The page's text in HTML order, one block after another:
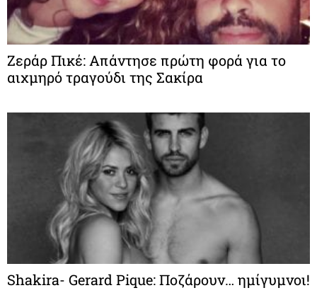
Ζεράρ Πικέ: Απάντησε πρώτη φορά για το
αιχμηρό τραγούδι της Σακίρα
Shakira- Gerard Pique: Ποζάρουν… ημίγυμνοι!